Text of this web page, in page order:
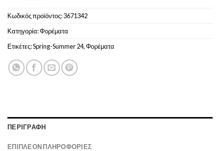
Κωδικός προϊόντος:3671342
Κατηγορία:Φoρέματα
Ετικέτες:Spring-Summer 24,Φορέματα
ΠΕΡΙΓΡΑΦΉ
ΕΠΙΠΛΈΟΝ ΠΛΗΡΟΦΟΡΊΕΣ